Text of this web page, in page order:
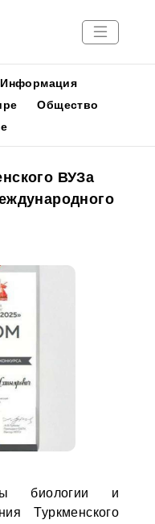
Информация
Общество
ВУЗа
биологии и
Туркменского